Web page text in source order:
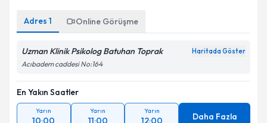
Adres 1 Online Görüşme
Uzman Klinik Psikolog Batuhan Toprak Haritada Göster
Acıbadem caddesi No:164
En Yakın Saatler
Yarın
10:00
Yarın
11:00
Yarın
12:00 Daha Fazla